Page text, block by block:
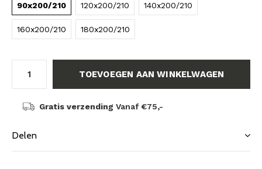
90x200/210 120x200/210 140x200/210
160x200/210 180x200/210
TOEVOEGEN AAN WINKELWAGEN
Gratis verzending Vanaf €75,-
Delen